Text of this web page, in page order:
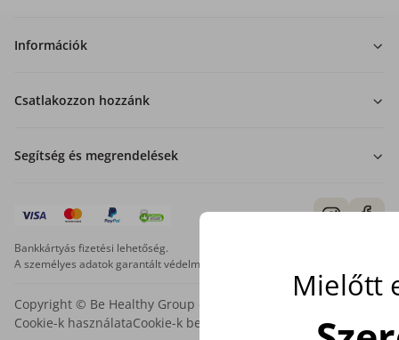
Információk
Csatlakozzon hozzánk
Segítség és megrendelések
Bankkártyás fizetési lehetőség.
A személyes adatok garantált védelme SSL titkosítással.
Copyright © Be Healthy Group d.o.o. 2012 - 2026
Cookie-k használataCookie-k beállítása Az oldal térképe
Mielőtt